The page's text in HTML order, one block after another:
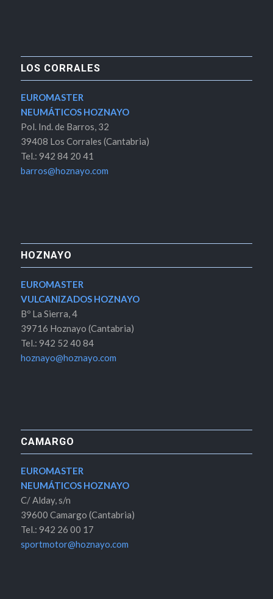
LOS CORRALES
EUROMASTER
NEUMÁTICOS HOZNAYO
Pol. Ind. de Barros, 32
39408 Los Corrales (Cantabria)
Tel.: 942 84 20 41
barros@hoznayo.com
HOZNAYO
EUROMASTER
VULCANIZADOS HOZNAYO
Bº La Sierra, 4
39716 Hoznayo (Cantabria)
Tel.: 942 52 40 84
hoznayo@hoznayo.com
CAMARGO
EUROMASTER
NEUMÁTICOS HOZNAYO
C/ Alday, s/n
39600 Camargo (Cantabria)
Tel.: 942 26 00 17
sportmotor@hoznayo.com